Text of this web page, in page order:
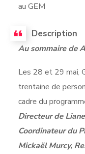
au GEM
Description
Au sommaire de
Les 28 et 29 mai,
trentaine de
cadre du
Directeur de
Coordinateur du
Mickaël Murcy,